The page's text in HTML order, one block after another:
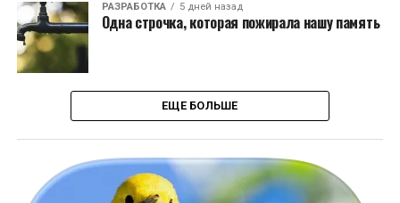
РАЗРАБОТКА 5 дней назад
Одна строчка, которая пожирала нашу память
ЕЩЕ БОЛЬШЕ